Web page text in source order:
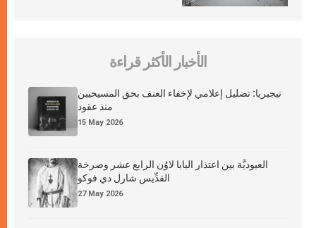
الأخبار الأكثر قراءة
نيجيريا: تضليل إعلامي لإخفاء العنف بحق المسيحيين
منذ عقود
15 May 2026
العبوديَّة بين اعتذار البابا لاوُن الرابع عشر وصرخة
القدِّيس شارل دي فوكو
27 May 2026